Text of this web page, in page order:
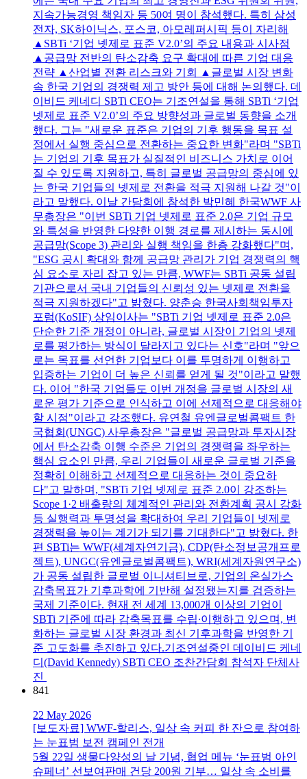
지속가능경영 책임자 등 50여 명이 참석했다. 특히 삼성
전자, SK하이닉스, 포스코, 아모레퍼시픽 등이 자리해
▲SBTi ‘기업 넷제로 표준 V2.0’의 주요 내용과 시사점
▲공급망 전반의 탄소감축 요구 확대에 따른 기업 대응
전략 ▲산업별 전환 리스크와 기회 ▲글로벌 시장 변화
속 한국 기업의 경쟁력 제고 방안 등에 대해 논의했다. 데
이비드 케네디 SBTi CEO는 기조연설을 통해 SBTi ‘기업
넷제로 표준 V2.0’의 주요 방향성과 글로벌 동향을 소개
했다. 그는 "새로운 표준은 기업의 기후 행동을 목표 설
정에서 실행 중심으로 전환하는 중요한 변화"라며 "SBTi
는 기업의 기후 목표가 실질적인 비즈니스 가치로 이어
질 수 있도록 지원하고, 특히 글로벌 공급망의 중심에 있
는 한국 기업들의 넷제로 전환을 적극 지원해 나갈 것"이
라고 말했다. 이날 간담회에 참석한 박민혜 한국WWF 사
무총장은 "이번 SBTi 기업 넷제로 표준 2.0은 기업 규모
와 특성을 반영한 다양한 이행 경로를 제시하는 동시에
공급망(Scope 3) 관리와 실행 책임을 한층 강화했다"며,
"ESG 공시 확대와 함께 공급망 관리가 기업 경쟁력의 핵
심 요소로 자리 잡고 있는 만큼, WWF는 SBTi 공동 설립
기관으로서 국내 기업들의 신뢰성 있는 넷제로 전환을
적극 지원하겠다"고 밝혔다. 양춘승 한국사회책임투자
포럼(KoSIF) 상임이사는 "SBTi 기업 넷제로 표준 2.0은
단순한 기준 개정이 아니라, 글로벌 시장이 기업의 넷제
로를 평가하는 방식이 달라지고 있다는 신호"라며 "앞으
로는 목표를 선언한 기업보다 이를 투명하게 이행하고
입증하는 기업이 더 높은 신뢰를 얻게 될 것"이라고 말했
다. 이어 "한국 기업들도 이번 개정을 글로벌 시장의 새
로운 평가 기준으로 인식하고 이에 선제적으로 대응해야
할 시점"이라고 강조했다. 유연철 유엔글로벌콤팩트 한
국협회(UNGC) 사무총장은 "글로벌 공급망과 투자시장
에서 탄소감축 이행 수준은 기업의 경쟁력을 좌우하는
핵심 요소인 만큼, 우리 기업들이 새로운 글로벌 기준을
정확히 이해하고 선제적으로 대응하는 것이 중요하
다"고 말하며, "SBTi 기업 넷제로 표준 2.0이 강조하는
Scope 1·2 배출량의 체계적인 관리와 전환계획 공시 강화
등 실행력과 투명성을 확대하여 우리 기업들이 넷제로
경쟁력을 높이는 계기가 되기를 기대한다"고 밝혔다. 한
편 SBTi는 WWF(세계자연기금), CDP(탄소정보공개프로
젝트), UNGC(유엔글로벌콤팩트), WRI(세계자원연구소)
가 공동 설립한 글로벌 이니셔티브로, 기업의 온실가스
감축목표가 기후과학에 기반해 설정됐는지를 검증하는
국제 기준이다. 현재 전 세계 13,000개 이상의 기업이
SBTi 기준에 따라 감축목표를 수립∙이행하고 있으며, 변
화하는 글로벌 시장 환경과 최신 기후과학을 반영한 기
준 고도화를 추진하고 있다.기조연설중인 데이비드 케네
디(David Kennedy) SBTi CEO 조찬간담회 참석자 단체사
진
841
22 May 2026
[보도자료] WWF-할리스, 일상 속 커피 한 잔으로 참여하
는 눈표범 보전 캠페인 전개
5월 22일 생물다양성의 날 기념, 협업 메뉴 ‘눈표범 아인
슈페너’ 선보여판매 건당 200원 기부… 일상 속 소비를